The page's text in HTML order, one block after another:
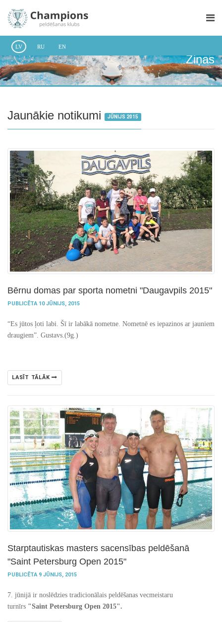
LV RU EN
Ziņas
Jaunākie notikumi JŪNIJS 2015
Bērnu domas par sporta nometni "Daugavpils 2015"
PUBLICĒTA 10 JŪNIJS, 2015
“Es jūtos ļoti labi. Šī ir labākā nometne. Nometnē es iepazinos ar jauniem
draugiem”. Gustavs.(9g.)
LASĪT TĀLĀK
Starptautiskas masters sacensības peldēšanā
"Saint Petersburg Open 2015"
PUBLICĒTA 9 JŪNIJS, 2015
7. jūnijā ir noslēdzies tradicionālais peldēšanas vecmeistaru
turnīrs "Saint Petersburg Open 2015".